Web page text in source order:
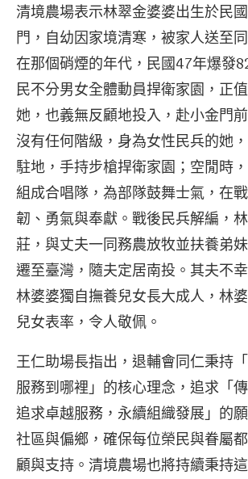
清境農場表示林翠金婆婆出生於民
門，自幼因家境清寒，被家人送至
在那個硝煙的年代，民國47年爆發
民不分男女全體動員捍衛家園，正
她，也義無反顧地投入，赴小金門
沒有任何階級，身為女性民兵的她
駐地，手持步槍捍衛家園；空閒時
組成合唱隊，為部隊鼓舞士氣，在
韌、勇氣與奉獻。戰後民兵解編，
莊，與丈夫一同務農放牧並扶養弟
遷至臺灣，隨夫定居南投。其夫不
林婆婆獨自撫養兒女長大成人，林
兒女表率，令人敬佩。
王仁助場長指出，退輔會同仁秉持
服務到哪裡」的核心理念，追求「
追求卓越服務，永續組織發展」的
社區與偏鄉，確保每位榮民與眷屬
顧與支持。清境農場也將持續秉持